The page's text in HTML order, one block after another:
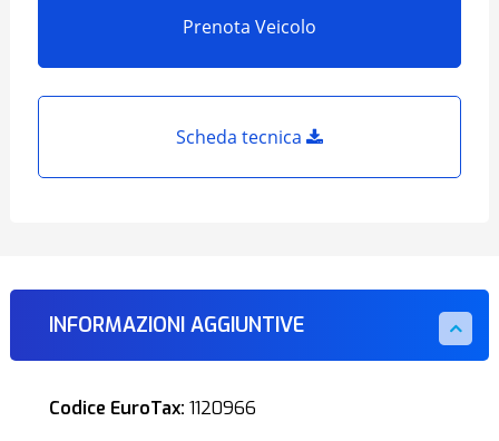
Prenota Veicolo
Scheda tecnica
INFORMAZIONI AGGIUNTIVE
Codice EuroTax: 1120966